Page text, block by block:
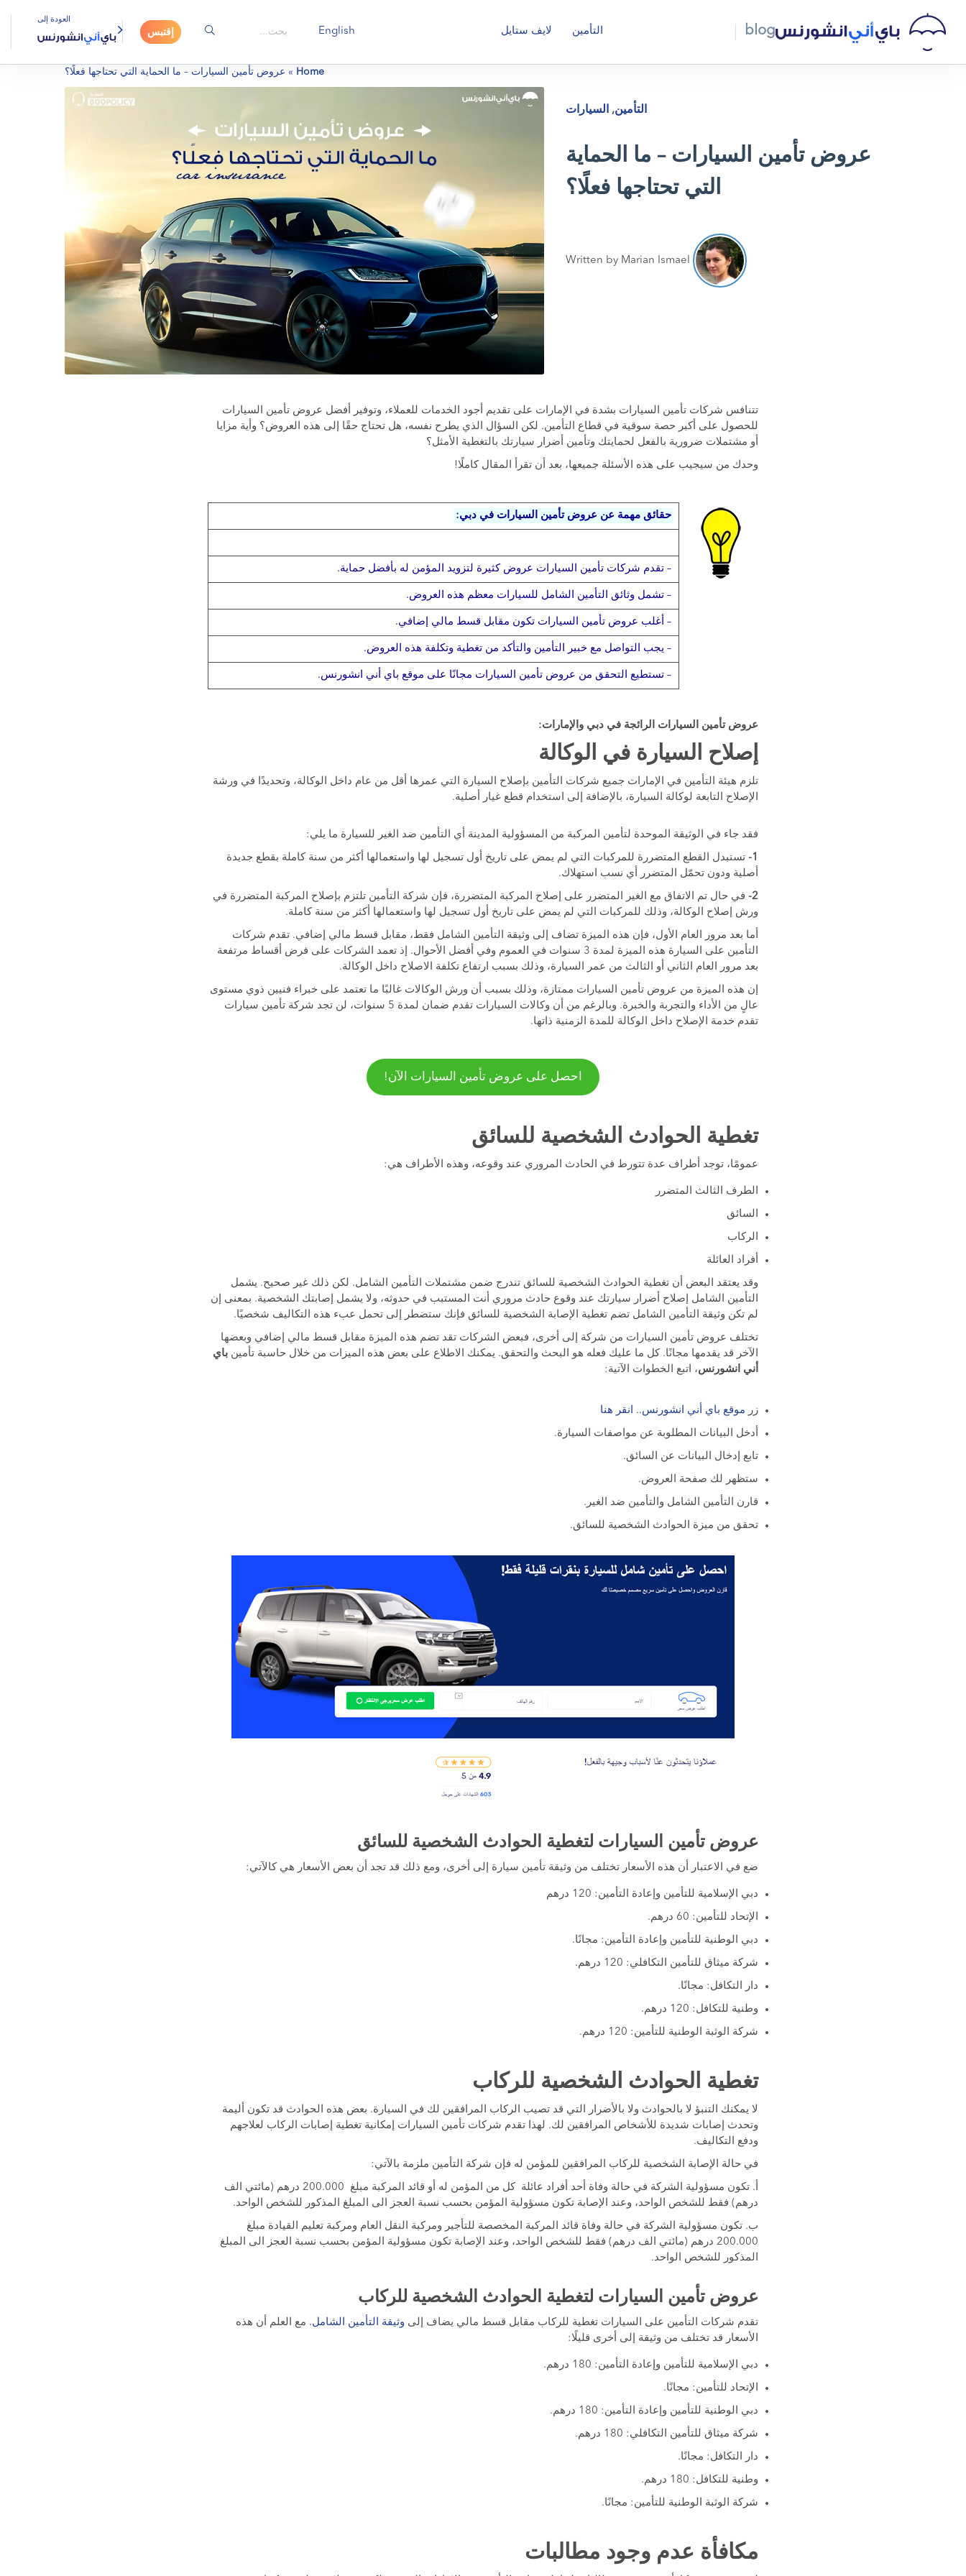
blog التأمين لايف ستايل English إقتبس
العودة إلى
Home
» عروض تأمين السيارات – ما الحماية التي تحتاجها فعلًا؟
التأمين,السيارات
عروض تأمين السيارات – ما الحماية
التي تحتاجها فعلًا؟
Written by Marian Ismael
تتنافس شركات تأمين السيارات بشدة في الإمارات على تقديم أجود الخدمات للعملاء، وتوفير أفضل عروض تأمين السيارات
للحصول على أكبر حصة سوقية في قطاع التأمين. لكن السؤال الذي يطرح نفسه، هل تحتاج حقًا إلى هذه العروض؟ وأية مزايا
أو مشتملات ضرورية بالفعل لحمايتك وتأمين أضرار سيارتك بالتغطية الأمثل؟
وحدك من سيجيب على هذه الأسئلة جميعها، بعد أن تقرأ المقال كاملًا!
حقائق مهمة عن عروض تأمين السيارات في دبي:
– تقدم شركات تأمين السيارات عروض كثيرة لتزويد المؤمن له بأفضل حماية.
– تشمل وثائق التأمين الشامل للسيارات معظم هذه العروض.
– أغلب عروض تأمين السيارات تكون مقابل قسط مالي إضافي.
– يجب التواصل مع خبير التأمين والتأكد من تغطية وتكلفة هذه العروض.
– تستطيع التحقق من عروض تأمين السيارات مجانًا على موقع باي أني انشورنس.
عروض تأمين السيارات الرائجة في دبي والإمارات:
إصلاح السيارة في الوكالة
تلزم هيئة التأمين في الإمارات جميع شركات التأمين بإصلاح السيارة التي عمرها أقل من عام داخل الوكالة، وتحديدًا في ورشة
الإصلاح التابعة لوكالة السيارة، بالإضافة إلى استخدام قطع غيار أصلية.
فقد جاء في الوثيقة الموحدة لتأمين المركبة من المسؤولية المدينة أي التأمين ضد الغير للسيارة ما يلي:
1-
تستبدل القطع المتضررة للمركبات التي لم يمض على تاريخ أول تسجيل لها واستعمالها أكثر من سنة كاملة بقطع جديدة
أصلية ودون تحمّل المتضرر أي نسب استهلاك.
2-
في حال تم الاتفاق مع الغير المتضرر على إصلاح المركبة المتضررة، فإن شركة التأمين تلتزم بإصلاح المركبة المتضررة في
ورش إصلاح الوكالة، وذلك للمركبات التي لم يمض على تاريخ أول تسجيل لها واستعمالها أكثر من سنة كاملة.
أما بعد مرور العام الأول، فإن هذه الميزة تضاف إلى وثيقة التأمين الشامل فقط، مقابل قسط مالي إضافي. تقدم شركات
التأمين على السيارة هذه الميزة لمدة 3 سنوات في العموم وفي أفضل الأحوال. إذ تعمد الشركات على فرض أقساط مرتفعة
بعد مرور العام الثاني أو الثالث من عمر السيارة، وذلك بسبب ارتفاع تكلفة الاصلاح داخل الوكالة.
إن هذه الميزة من عروض تأمين السيارات ممتازة، وذلك بسبب أن ورش الوكالات غالبًا ما تعتمد على خبراء فنيين ذوي مستوى
عالٍ من الأداء والتجربة والخبرة. وبالرغم من أن وكالات السيارات تقدم ضمان لمدة 5 سنوات، لن تجد شركة تأمين سيارات
تقدم خدمة الإصلاح داخل الوكالة للمدة الزمنية ذاتها.
احصل على عروض تأمين السيارات الآن!
تغطية الحوادث الشخصية للسائق
عمومًا، توجد أطراف عدة تتورط في الحادث المروري عند وقوعه، وهذه الأطراف هي:
الطرف الثالث المتضرر
السائق
الركاب
أفراد العائلة
وقد يعتقد البعض أن تغطية الحوادث الشخصية للسائق تندرج ضمن مشتملات التأمين الشامل. لكن ذلك غير صحيح. يشمل
التأمين الشامل إصلاح أضرار سيارتك عند وقوع حادث مروري أنت المستبب في حدوثه، ولا يشمل إصابتك الشخصية. بمعنى إن
لم تكن وثيقة التأمين الشامل تضم تغطية الإصابة الشخصية للسائق فإنك ستضطر إلى تحمل عبء هذه التكاليف شخصيًا.
تختلف عروض تأمين السيارات من شركة إلى أخرى، فبعض الشركات تقد تضم هذه الميزة مقابل قسط مالي إضافي وبعضها
الآخر قد يقدمها مجانًا. كل ما عليك فعله هو البحث والتحقق. يمكنك الاطلاع على بعض هذه الميزات من خلال حاسبة تأمين باي
أني انشورنس، اتبع الخطوات الآتية:
زر موقع باي أني انشورنس.. انقر هنا
أدخل البيانات المطلوبة عن مواصفات السيارة.
تابع إدخال البيانات عن السائق.
ستظهر لك صفحة العروض.
قارن التأمين الشامل والتأمين ضد الغير.
تحقق من ميزة الحوادث الشخصية للسائق.
عروض تأمين السيارات لتغطية الحوادث الشخصية للسائق
ضع في الاعتبار أن هذه الأسعار تختلف من وثيقة تأمين سيارة إلى أخرى، ومع ذلك قد تجد أن بعض الأسعار هي كالآتي:
دبي الإسلامية للتأمين وإعادة التأمين: 120 درهم
الإتحاد للتأمين: 60 درهم.
دبي الوطنية للتأمين وإعادة التأمين: مجانًا.
شركة ميثاق للتأمين التكافلي: 120 درهم.
دار التكافل: مجانًا.
وطنية للتكافل: 120 درهم.
شركة الوثبة الوطنية للتأمين: 120 درهم.
تغطية الحوادث الشخصية للركاب
لا يمكنك التنبؤ لا بالحوادث ولا بالأضرار التي قد تصيب الركاب المرافقين لك في السيارة. بعض هذه الحوادث قد تكون أليمة
وتحدث إصابات شديدة للأشخاص المرافقين لك. لهذا تقدم شركات تأمين السيارات إمكانية تغطية إصابات الركاب لعلاجهم
ودفع التكاليف.
في حالة الإصابة الشخصية للركاب المرافقين للمؤمن له فإن شركة التأمين ملزمة بالآتي:
أ. تكون مسؤولية الشركة في حالة وفاة أحد أفراد عائلة كل من المؤمن له أو قائد المركبة مبلغ 200.000 درهم (مائتي الف
درهم) فقط للشخص الواحد، وعند الإصابة تكون مسؤولية المؤمن بحسب نسبة العجز الى المبلغ المذكور للشخص الواحد.
ب. تكون مسؤولية الشركة في حالة وفاة قائد المركبة المخصصة للتأجير ومركبة النقل العام ومركبة تعليم القيادة مبلغ
200.000 درهم (مائتي الف درهم) فقط للشخص الواحد، وعند الإصابة تكون مسؤولية المؤمن بحسب نسبة العجز الى المبلغ
المذكور للشخص الواحد.
عروض تأمين السيارات لتغطية الحوادث الشخصية للركاب
تقدم شركات التأمين على السيارات تغطية للركاب مقابل قسط مالي يضاف إلى وثيقة التأمين الشامل. مع العلم أن هذه
الأسعار قد تختلف من وثيقة إلى أخرى قليلًا:
دبي الإسلامية للتأمين وإعادة التأمين: 180 درهم.
الإتحاد للتأمين: مجانًا.
دبي الوطنية للتأمين وإعادة التأمين: 180 درهم.
شركة ميثاق للتأمين التكافلي: 180 درهم.
دار التكافل: مجانًا.
وطنية للتكافل: 180 درهم.
شركة الوثبة الوطنية للتأمين: مجانًا.
مكافأة عدم وجود مطالبات